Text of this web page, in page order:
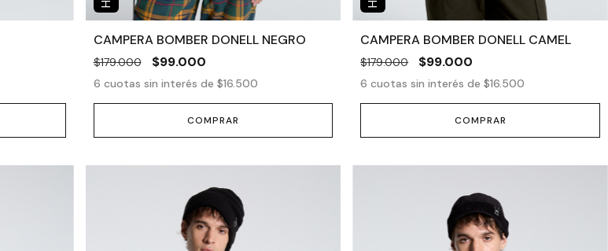
CAMPERA BOMBER DONELL NEGRO
$179.000 $99.000
6 cuotas sin interés de $16.500
COMPRAR
CAMPERA BOMBER DONELL CAMEL
$179.000 $99.000
6 cuotas sin interés de$16.500
COMPRAR